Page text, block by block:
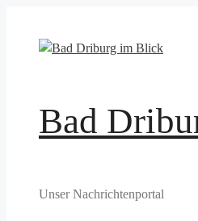
springen
Bad
Unser Nachrichtenportal